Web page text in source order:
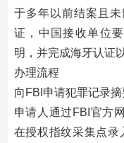
于多年以前结案且
证，中国接收单位
明，并完成海牙认证
办理流程
向FBI申请犯罪记录摘
申请人通过FBI官方
在授权指纹采集点录